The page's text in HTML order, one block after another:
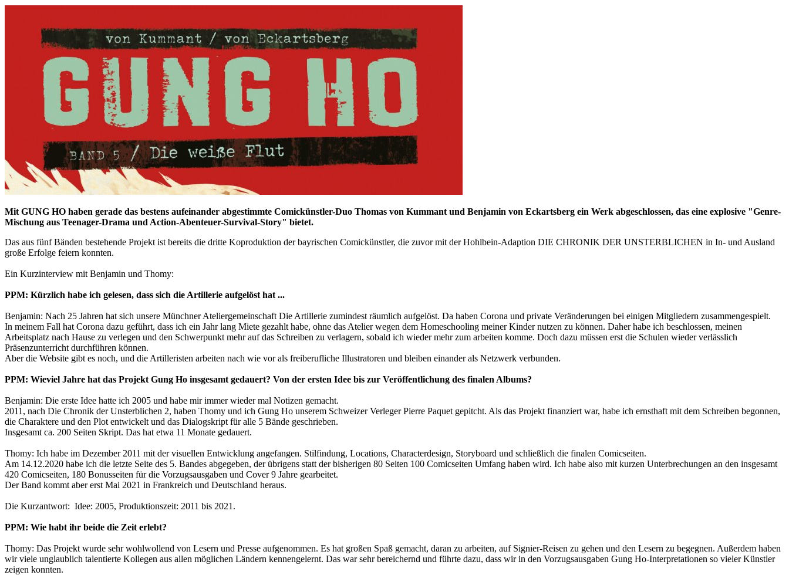
Mit GUNG HO haben gerade das bestens aufeinander abgestimmte Comickünstler-Duo Thomas von Kummant und Benjamin von Eckartsberg ein Werk abgeschlossen, das eine explosive "Genre-
Mischung aus Teenager-Drama und Action-Abenteuer-Survival-Story" bietet.
Das aus fünf Bänden bestehende Projekt ist bereits die dritte Koproduktion der bayrischen Comickünstler, die zuvor mit der Hohlbein-Adaption DIE CHRONIK DER UNSTERBLICHEN in In- und Ausland
große Erfolge feiern konnten.
Ein Kurzinterview mit Benjamin und Thomy:
PPM: Kürzlich habe ich gelesen, dass sich die Artillerie aufgelöst hat ...
Benjamin: Nach 25 Jahren hat sich unsere Münchner Ateliergemeinschaft Die Artillerie zumindest räumlich aufgelöst. Da haben Corona und private Veränderungen bei einigen Mitgliedern zusammengespielt.
In meinem Fall hat Corona dazu geführt, dass ich ein Jahr lang Miete gezahlt habe, ohne das Atelier wegen dem Homeschooling meiner Kinder nutzen zu können. Daher habe ich beschlossen, meinen
Arbeitsplatz nach Hause zu verlegen und den Schwerpunkt mehr auf das Schreiben zu verlagern, sobald ich wieder mehr zum arbeiten komme. Doch dazu müssen erst die Schulen wieder verlässlich
Präsenzunterricht durchführen können.
Aber die Website gibt es noch, und die Artilleristen arbeiten nach wie vor als freiberufliche Illustratoren und bleiben einander als Netzwerk verbunden.
PPM: Wieviel Jahre hat das Projekt Gung Ho insgesamt gedauert? Von der ersten Idee bis zur Veröffentlichung des finalen Albums?
Benjamin: Die erste Idee hatte ich 2005 und habe mir immer wieder mal Notizen gemacht.
2011, nach Die Chronik der Unsterblichen 2, haben Thomy und ich Gung Ho unserem Schweizer Verleger Pierre Paquet gepitcht. Als das Projekt finanziert war, habe ich ernsthaft mit dem Schreiben begonnen,
die Charaktere und den Plot entwickelt und das Dialogskript für alle 5 Bände geschrieben.
Insgesamt ca. 200 Seiten Skript. Das hat etwa 11 Monate gedauert.
Thomy: Ich habe im Dezember 2011 mit der visuellen Entwicklung angefangen. Stilfindung, Locations, Characterdesign, Storyboard und schließlich die finalen Comicseiten.
Am 14.12.2020 habe ich die letzte Seite des 5. Bandes abgegeben, der übrigens statt der bisherigen 80 Seiten 100 Comicseiten Umfang haben wird. Ich habe also mit kurzen Unterbrechungen an den insgesamt
420 Comicseiten, 180 Bonusseiten für die Vorzugsausgaben und Cover 9 Jahre gearbeitet.
Der Band kommt aber erst Mai 2021 in Frankreich und Deutschland heraus.
Die Kurzantwort: Idee: 2005, Produktionszeit: 2011 bis 2021.
PPM: Wie habt ihr beide die Zeit erlebt?
Thomy: Das Projekt wurde sehr wohlwollend von Lesern und Presse aufgenommen. Es hat großen Spaß gemacht, daran zu arbeiten, auf Signier-Reisen zu gehen und den Lesern zu begegnen. Außerdem haben
wir viele unglaublich talentierte Kollegen aus allen möglichen Ländern kennengelernt. Das war sehr bereichernd und führte dazu, dass wir in den Vorzugsausgaben Gung Ho-Interpretationen so vieler Künstler
zeigen konnten.